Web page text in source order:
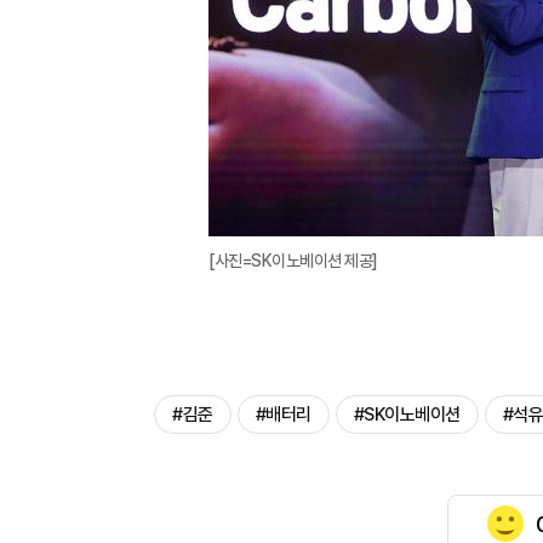
[사진=SK이노베이션 제공]
#김준 #배터리 #SK이노베이션 #석유